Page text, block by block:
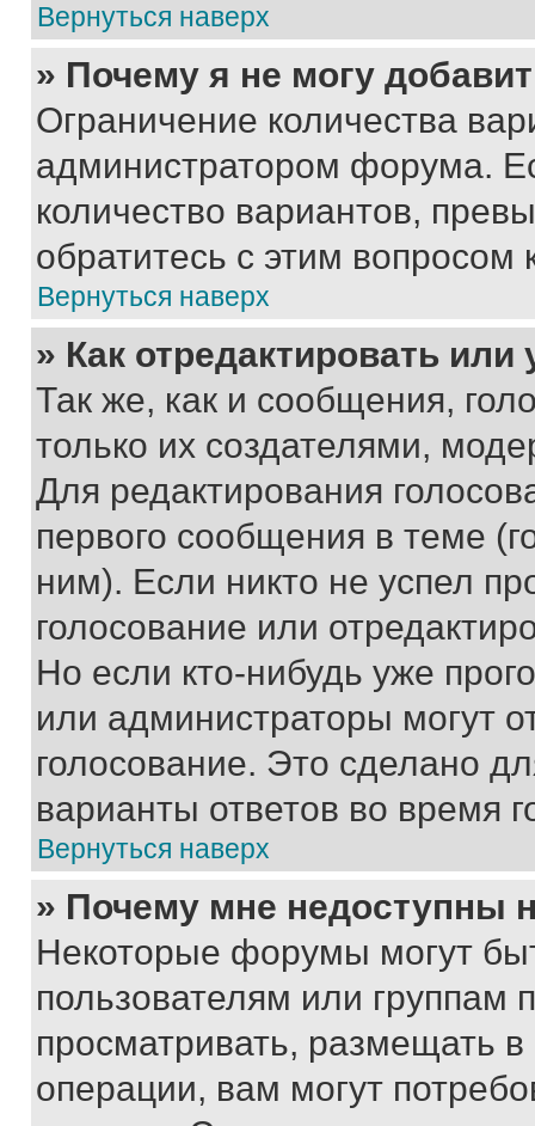
Вернуться наверх
» Почему я не могу
Ограничение количества
администратором форума.
количество вариантов,
обратитесь с этим вопросом
Вернуться наверх
» Как отредактировать
Так же, как и сообщения,
только их создателями,
Для редактирования
первого сообщения в теме
ним). Если никто не успел
голосование или
Но если кто-нибудь уже
или администраторы могут
голосование. Это сделано
варианты ответов во время
Вернуться наверх
» Почему мне недоступны
Некоторые форумы могут
пользователям или группам
просматривать, размещать
операции, вам могут